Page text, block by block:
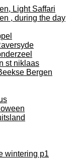
Light Saffari
, during the day
st niklaas
Bergen
wintering p1